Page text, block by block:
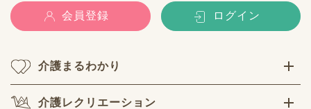
会員登録 ログイン
介護まるわかり
介護レクリエーション